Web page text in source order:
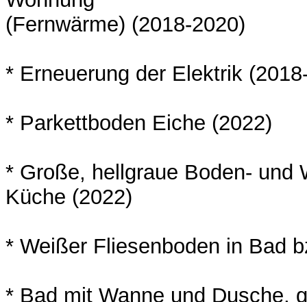
(Fernwärme) (2018-2020)
* Erneuerung der Elektrik
* Parkettboden Eiche (2022)
* Große, hellgraue Boden- und
Küche (2022)
* Weißer Fliesenboden in Bad
* Bad mit Wanne und Dusche,